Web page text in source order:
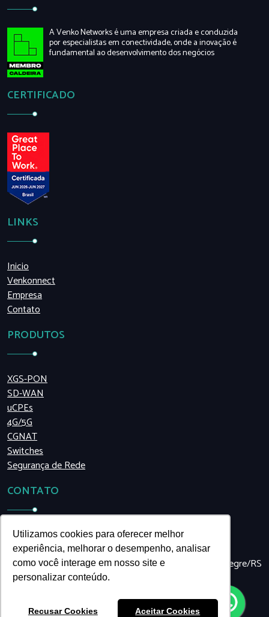
Utilizamos cookies para oferecer melhor
experiência, melhorar o desempenho, analisar
como você interage em nosso site e
personalizar conteúdo.
Recusar Cookies Aceitar Cookies
A Venko Networks é uma empresa criada e conduzida
por especialistas em conectividade, onde a inovação é
fundamental ao desenvolvimento dos negócios
CERTIFICADO
LINKS
Inicio
Venkonnect
Empresa
Contato
PRODUTOS
XGS-PON
SD-WAN
uCPEs
4G/5G
CGNAT
Switches
Segurança de Rede
CONTATO
(11) 5199.8990
venko@venkonetworks.com
Travessa São José, 455, sala 48 | Navegantes | Porto Alegre/RS
| Brasil